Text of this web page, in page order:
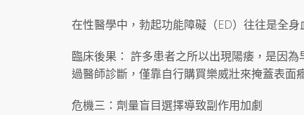
在性醫學中，勃起功能障礙（ED）往往是全身
臨床後果： 許多患者之所以出現陽痿，是因
過醫師診斷，僅靠自行購買樂威壯來掩蓋表面
危機三：劑量盲目選擇導致副作用加劇